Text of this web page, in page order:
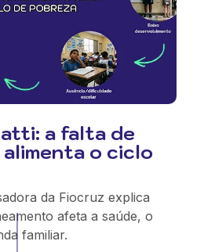
a falta de
o ciclo
da Fiocruz explica
afeta a saúde, o
familiar.